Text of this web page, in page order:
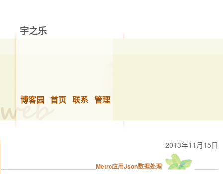
宇之乐
博客园 首页 联系 管理
2013年11月15日
Metro应用Json数据处理